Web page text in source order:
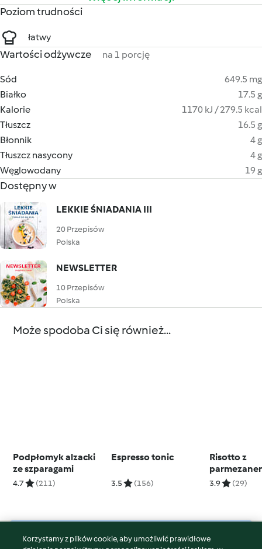
Poziom trudności
łatwy
Wartości odżywcze na 1 porcję
Sód
649.5 mg
Białko
17.5 g
Kalorie
1170 kJ / 279.5 kcal
Tłuszcz
16.5 g
Błonnik
4 g
Tłuszcz nasycony
4 g
Węglowodany
19 g
Dostępny w
LEKKIE ŚNIADANIA III
20 Przepisów
Polska
NEWSLETTER
10 Przepisów
Polska
Może spodoba Ci się również...
Podpłomyk alzacki
ze szparagami
4.7 (211)
Espresso tonic
3.5 (156)
Risotto z
stacji
3.9 (29)
© Copyright 2026
Korzystamy z plików cookie, aby umożliwić prawidłowe